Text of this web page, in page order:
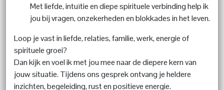
Met liefde, intuïtie en diepe spirituele verbinding help ik
jou bij vragen, onzekerheden en blokkades in het leven.
Loop je vast in liefde, relaties, familie, werk, energie of
spirituele groei?
Dan kijk en voel ik met jou mee naar de diepere kern van
jouw situatie. Tijdens ons gesprek ontvang je heldere
inzichten, begeleiding, rust en positieve energie.